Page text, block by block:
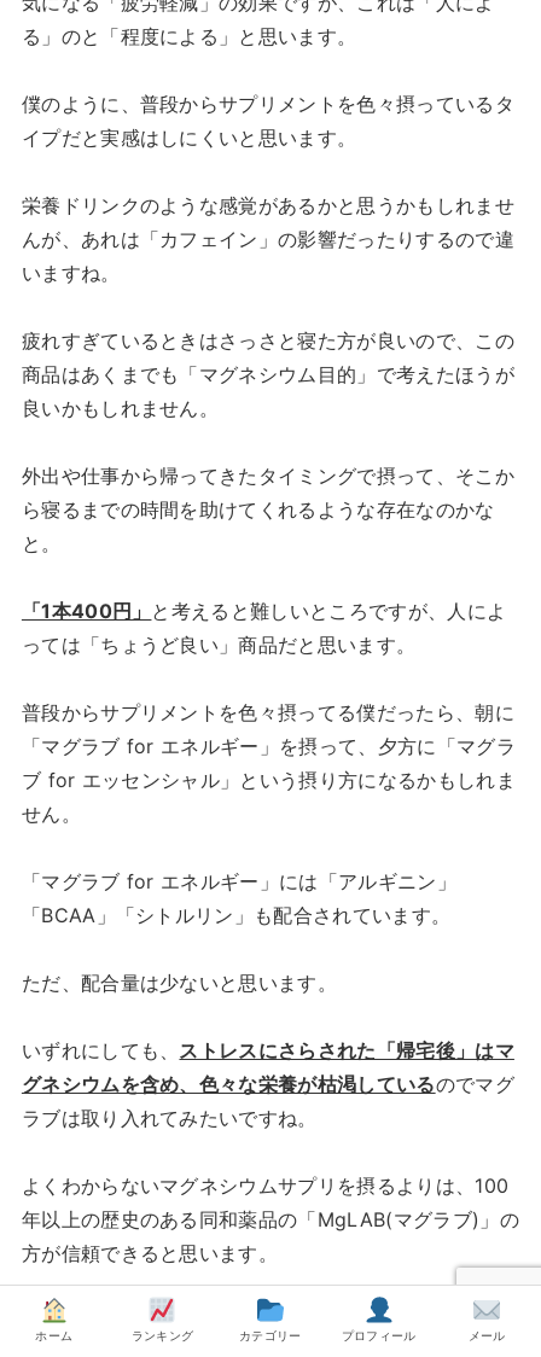
る」のと「程度による」と思います。
僕のように、普段からサプリメントを色々摂っているタ
イプだと実感はしにくいと思います。
栄養ドリンクのような感覚があるかと思うかもしれませ
んが、あれは「カフェイン」の影響だったりするので違
いますね。
疲れすぎているときはさっさと寝た方が良いので、この
商品はあくまでも「マグネシウム目的」で考えたほうが
良いかもしれません。
外出や仕事から帰ってきたタイミングで摂って、そこか
ら寝るまでの時間を助けてくれるような存在なのかな
と。
「1本400円」 と考えると難しいところですが、人によ
っては「ちょうど良い」商品だと思います。
普段からサプリメントを色々摂ってる僕だったら、朝に
「マグラブ for エネルギー」を摂って、夕方に「マグラ
ブ for エッセンシャル」という摂り方になるかもしれま
せん。
「マグラブ for エネルギー」には「アルギニン」
「BCAA」「シトルリン」も配合されています。
ただ、配合量は少ないと思います。
いずれにしても、 ストレスにさらされた「帰宅後」はマ
グネシウムを含め、色々な栄養が枯渇しているのでマグ
ラブは取り入れてみたいですね。
よくわからないマグネシウムサプリを摂るよりは、100
年以上の歴史のある同和薬品の「MgLAB(マグラブ)」の
方が信頼できると思います。
どこで買えるの？
ホーム ランキング カテゴリー プロフィール メール